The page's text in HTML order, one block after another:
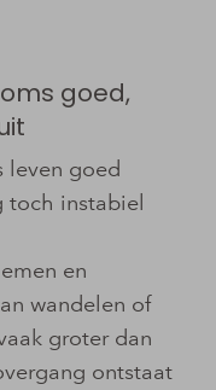
goed,
leven goed
toch instabiel
en
wandelen of
groter dan
ontstaat